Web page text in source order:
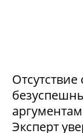
Отсутствие
Эксперт